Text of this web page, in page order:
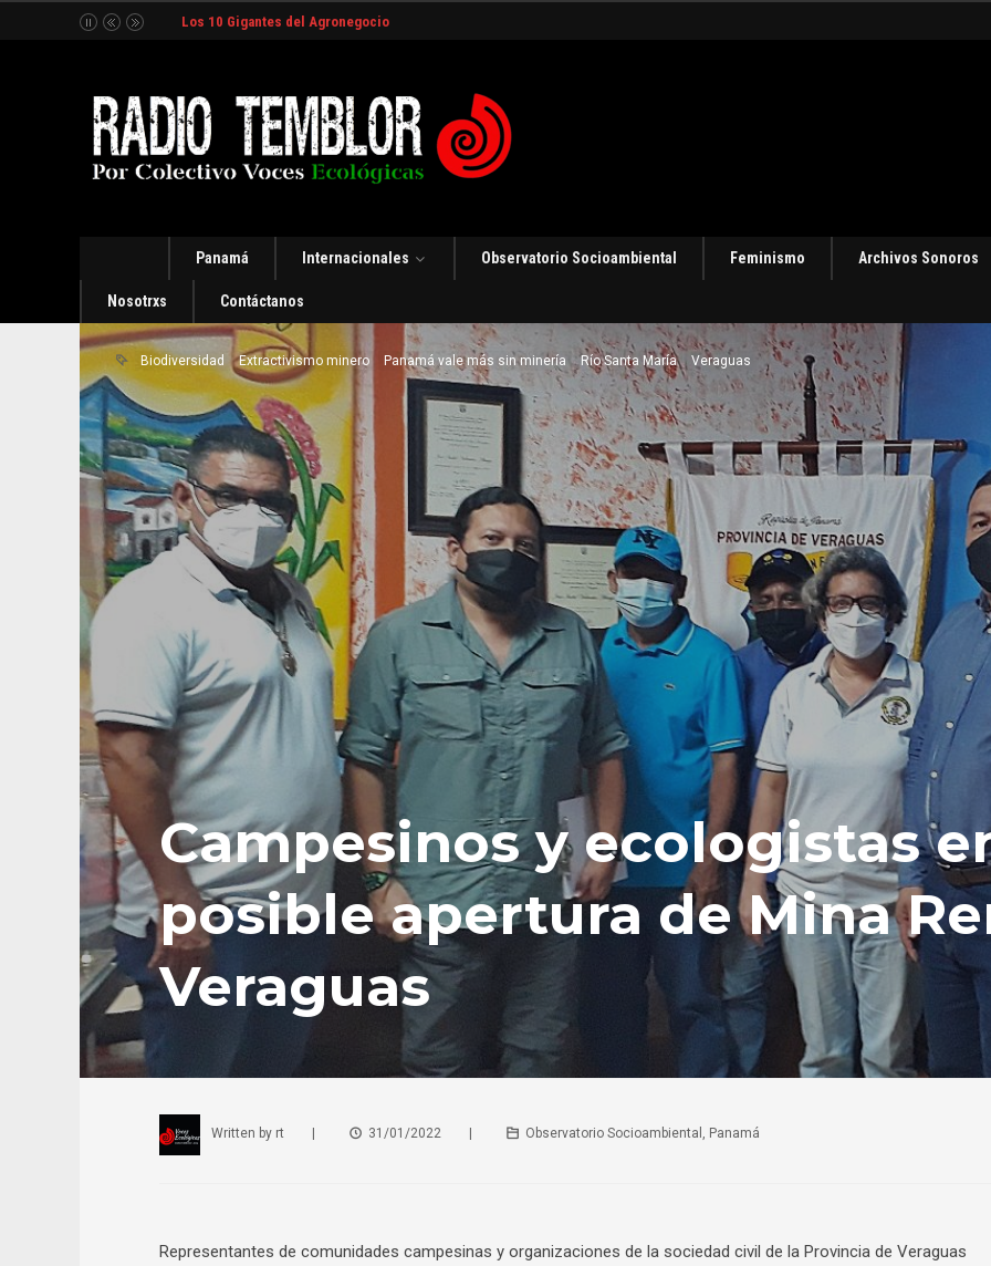
Los 10 Gigantes del Agronegocio
Panamá Internacionales Observatorio Socioambiental Feminismo Archivos Sonoros
Nosotrxs Contáctanos
Biodiversidad Extractivismo minero Panamá vale más sin minería Río Santa María Veraguas
Campesinos y ecologistas
posible apertura de Mina
Veraguas
Written by rt | 31/01/2022 | Observatorio Socioambiental , Panamá
Representantes de comunidades campesinas y organizaciones de la sociedad civil de la Provincia de Veraguas